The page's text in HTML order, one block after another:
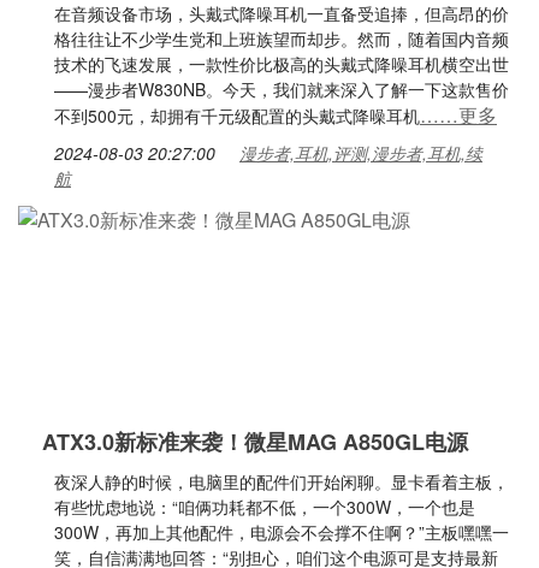
在音频设备市场，头戴式降噪耳机一直备受追捧，但高昂的价
格往往让不少学生党和上班族望而却步。然而，随着国内音频
技术的飞速发展，一款性价比极高的头戴式降噪耳机横空出世
——漫步者W830NB。今天，我们就来深入了解一下这款售价
不到500元，却拥有千元级配置的头戴式降噪耳机……更多
2024-08-03 20:27:00
漫步者,耳机,评测,漫步者,耳机,续
航
ATX3.0新标准来袭！微星MAG A850GL电源
夜深人静的时候，电脑里的配件们开始闲聊。显卡看着主板，
有些忧虑地说：“咱俩功耗都不低，一个300W，一个也是
300W，再加上其他配件，电源会不会撑不住啊？”主板嘿嘿一
笑，自信满满地回答：“别担心，咱们这个电源可是支持最新